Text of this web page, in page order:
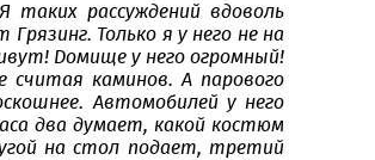
рассуждений вдоволь
Только я у него не на
Домище у него огромный!
каминов. А парового
Автомобилей у него
два думает, какой костюм
на стол подает, третий